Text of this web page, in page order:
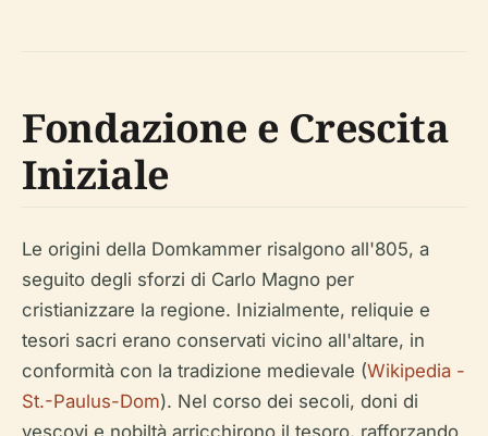
Fondazione e Crescita
Iniziale
Le origini della Domkammer risalgono all'805, a
seguito degli sforzi di Carlo Magno per
cristianizzare la regione. Inizialmente, reliquie e
tesori sacri erano conservati vicino all'altare, in
conformità con la tradizione medievale (Wikipedia -
St.-Paulus-Dom). Nel corso dei secoli, doni di
vescovi e nobiltà arricchirono il tesoro, rafforzando